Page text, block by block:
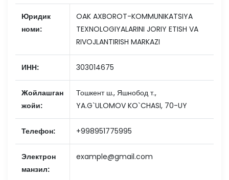
Юридик
номи:
OAK AXBOROT-KOMMUNIKATSIYA
TEXNOLOGIYALARINI JORIY ETISH VA
RIVOJLANTIRISH MARKAZI
ИНН: 303014675
Жойлашган
жойи:
Тошкент ш., Яшнобод т.,
YA.G`ULOMOV KO`CHASI, 70-UY
Телефон: +998951775995
Электрон
манзил:
example@gmail.com